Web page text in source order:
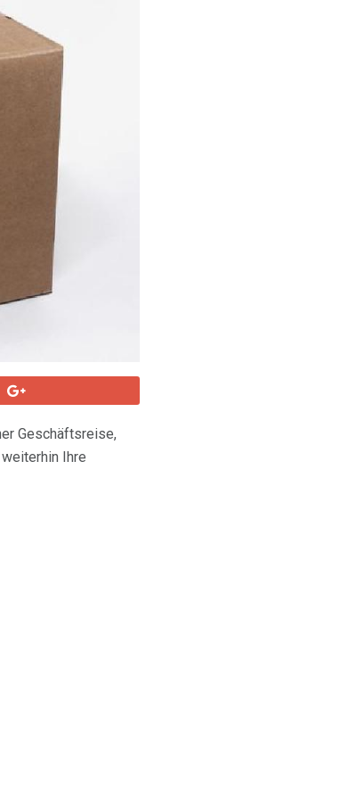
Geschäftsreise,
Ihre